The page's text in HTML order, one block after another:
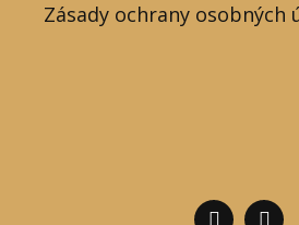
Zásady ochrany osobných